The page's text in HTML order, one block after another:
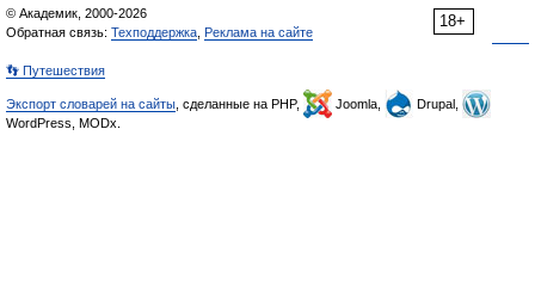
18+
© Академик, 2000-2026
Обратная связь: Техподдержка Реклама на сайте
👣 Путешествия
Экспорт словарей на сайты , сделанные на PHP, Joomla,
Drupal,
WordPress, MODx.